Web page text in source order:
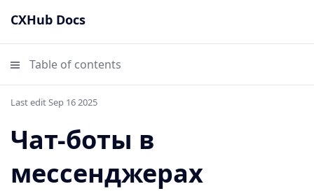
CXHub Docs
Table of contents
Last edit Sep 16 2025
Чат-боты в
мессенджерах